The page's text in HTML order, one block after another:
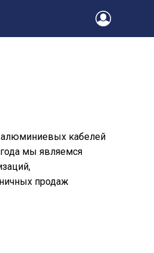
алюминиевых кабелей
мы являемся
продаж